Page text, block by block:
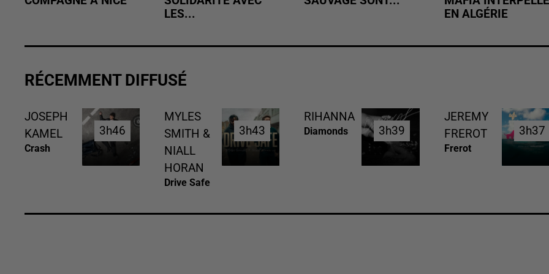
LES...
EN ALGÉRIE
RÉCEMMENT DIFFUSÉ
JOSEPH
KAMEL
Crash
3h46
3h46
MYLES
SMITH &
NIALL
HORAN
Drive Safe
3h43
3h43
RIHANNA
Diamonds 3h39
3h39
JEREMY
FREROT
Frerot
3h37
3h37